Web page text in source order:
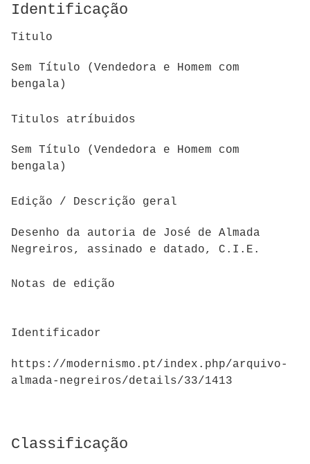
Identificação
Titulo
Sem Título (Vendedora e Homem com
bengala)
Titulos atríbuidos
Sem Título (Vendedora e Homem com
bengala)
Edição / Descrição geral
Desenho da autoria de José de Almada
Negreiros, assinado e datado, C.I.E.
Notas de edição
Identificador
https://modernismo.pt/index.php/arquivo-
almada-negreiros/details/33/1413
Classificação